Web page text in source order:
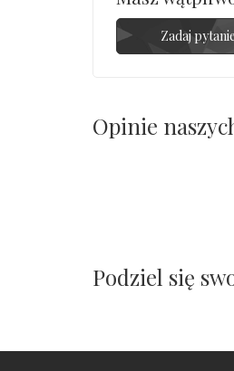
Zadaj pytanie
Opinie
Podziel się